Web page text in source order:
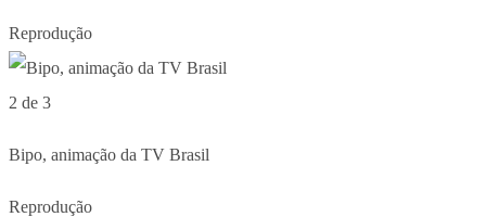
Reprodução
2 de 3
Bipo, animação da TV Brasil
Reprodução